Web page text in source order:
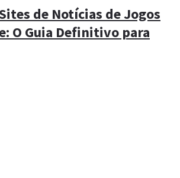
de Notícias de Jogos
O Guia Definitivo para